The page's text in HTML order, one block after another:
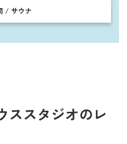
/ サウナ
ススタジオのレ